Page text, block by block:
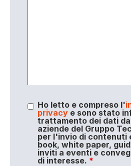
Ho letto e compreso l'
privacye sono stato
trattamento dei dati
aziende del Gruppo
per l'invio di contenuti
book, white paper,
inviti a eventi e
di interesse. *